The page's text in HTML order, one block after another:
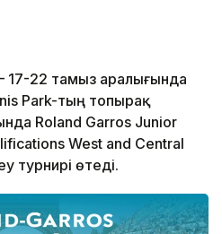
22 тамыз аралығында
Park-тың топырақ
Roland Garros Junior
West and Central
турнирі өтеді.